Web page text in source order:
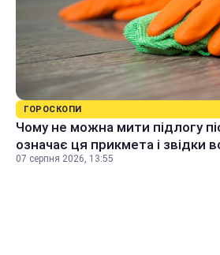
ГОРОСКОПИ
Чому не можна мити підлогу
означає ця прикмета і звідки
07 серпня 2026, 13:55